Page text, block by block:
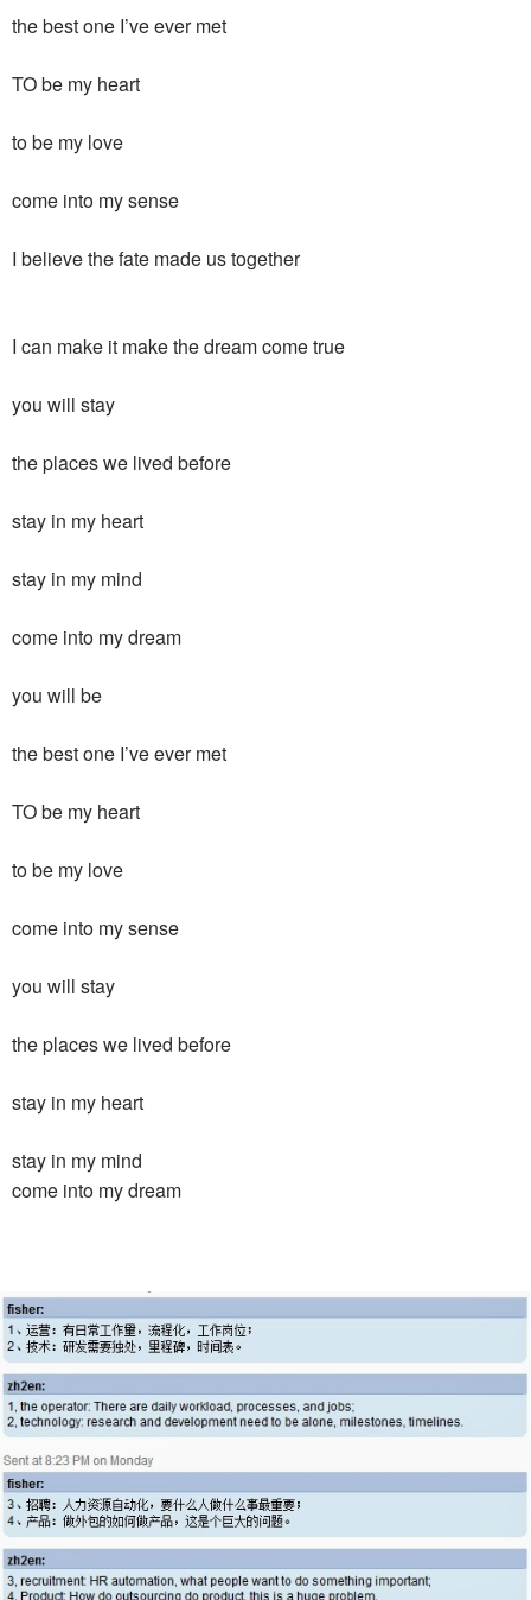
the best one I’ve ever met
TO be my heart
to be my love
come into my sense
I believe the fate made us together
I can make it make the dream come true
you will stay
the places we lived before
stay in my heart
stay in my mind
come into my dream
you will be
the best one I’ve ever met
TO be my heart
to be my love
come into my sense
you will stay
the places we lived before
stay in my heart
stay in my mind
come into my dream